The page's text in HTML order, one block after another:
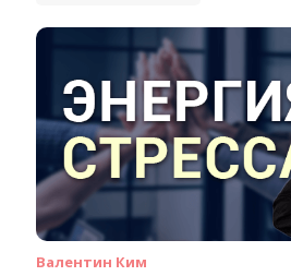
Валентин Ким